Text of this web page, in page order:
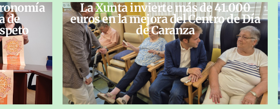
de
La Xunta invierte más de 41.000
euros en la mejora del Centro de Día
de Caranza